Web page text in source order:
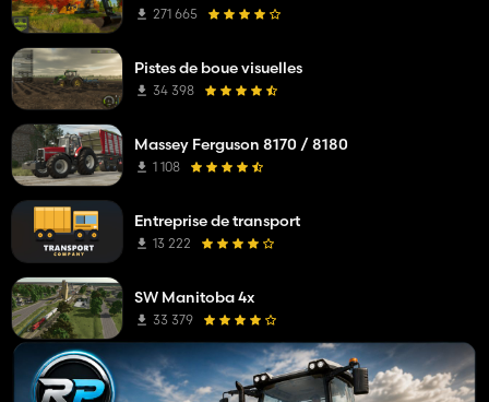
271 665
Pistes de boue visuelles
34 398
Massey Ferguson 8170 / 8180
1 108
Entreprise de transport
13 222
SW Manitoba 4x
33 379